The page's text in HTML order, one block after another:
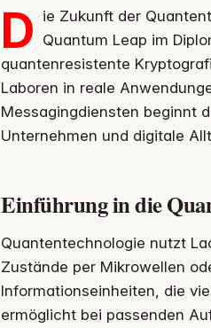
D ie Zukunft der
Quantum Leap im
quantenresistente
Laboren in reale
Messagingdiensten beginnt
Unternehmen und digitale
Einführung in die
Quantentechnologie nutzt
Zustände per Mikrowellen
Informationseinheiten, die
ermöglicht bei passenden